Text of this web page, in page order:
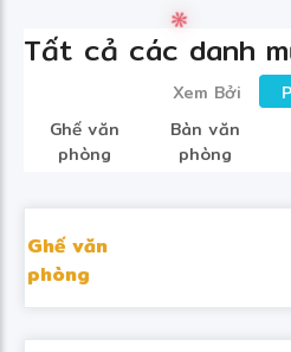
Tất cả các danh
Xem Bởi
Ghế văn
phòng
Bàn văn
phòng
Ghế văn
phòng
❋